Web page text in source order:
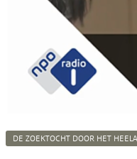
DE ZOEKTOCHT DOOR HET